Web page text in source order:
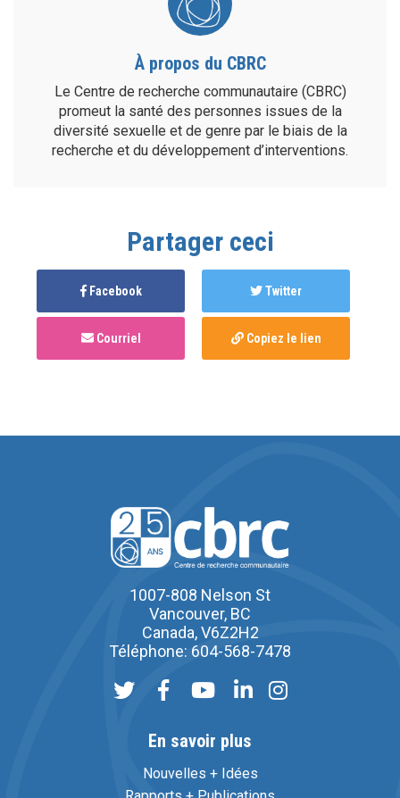
À propos du CBRC
Le Centre de recherche communautaire (CBRC)
promeut la santé des personnes issues de la
diversité sexuelle et de genre par le biais de la
recherche et du développement d’interventions.
Partager ceci
Facebook Twitter
Courriel Copiez le lien
1007-808 Nelson St
Vancouver, BC
Canada, V6Z2H2
Téléphone: 604-568-7478
En savoir plus
Nouvelles + Idées